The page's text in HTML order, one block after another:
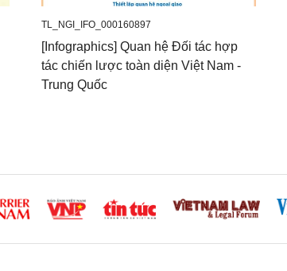
TL_NGI_IFO_000160897
[Infographics] Quan hệ Đối tác hợp
tác chiến lược toàn diện Việt Nam -
Trung Quốc